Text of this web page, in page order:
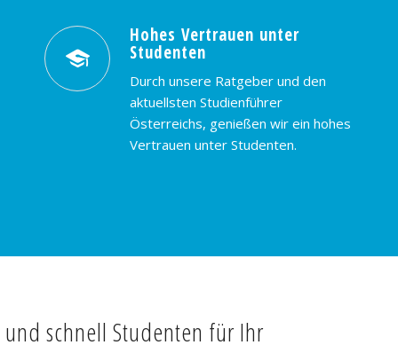
Hohes Vertrauen unter
Studenten
Durch unsere Ratgeber und den
aktuellsten Studienführer
Österreichs, genießen wir ein hohes
Vertrauen unter Studenten.
schnell Studenten für Ihr